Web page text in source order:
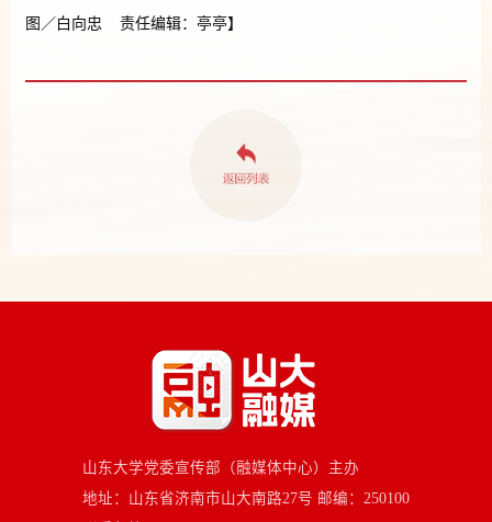
图／白向忠 责任编辑：亭亭】
山东大学党委宣传部（融媒体中心）主办
地址：山东省济南市山大南路27号 邮编：250100